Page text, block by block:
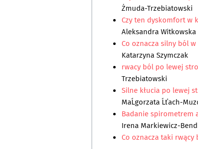
Żmuda-Trzebiatowski
Czy ten dyskomfort w
Aleksandra Witkowska
Co oznacza silny ból
Katarzyna Szymczak
rwacy ból po lewej
Trzebiatowski
Silne kłucia po lewej
MaĹgorzata Ĺťach-
Badanie spirometrem
Irena Markiewicz-
Co oznacza taki